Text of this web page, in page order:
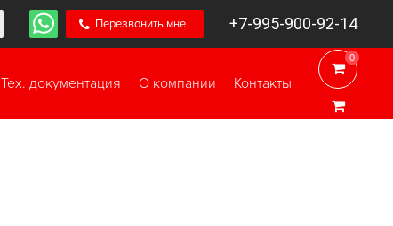
Перезвонить мне +7-995-900-92-14
0
0
Тех. документация О компании Контакты